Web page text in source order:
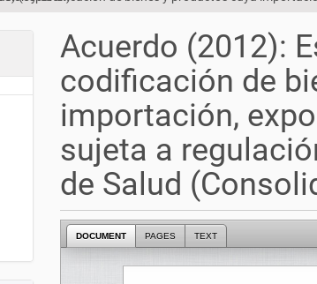
Acuerdo (2012):
codificación de
importación,
sujeta a
de Salud
DOCUMENT PAGES TEXT